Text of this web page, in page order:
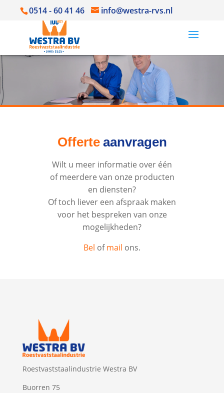
0514 - 60 41 46 info@westra-rvs.nl
Offerte aanvragen
Wilt u meer informatie over één
of meerdere van onze producten
en diensten?
Of toch liever een afspraak maken
voor het bespreken van onze
mogelijkheden?
Bel ofmail ons.
Roestvaststaalindustrie Westra BV
Buorren 75